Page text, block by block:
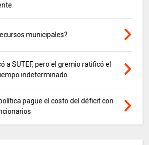
municipales?
a SUTEF, pero el gremio ratificó el
indeterminado.
pague el costo del déficit con